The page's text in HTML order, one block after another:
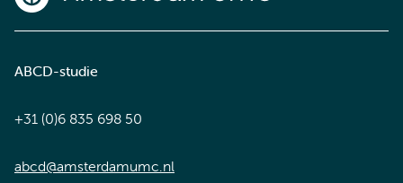
ABCD-studie
+31 (0)6 835 698 50
abcd@amsterdamumc.nl